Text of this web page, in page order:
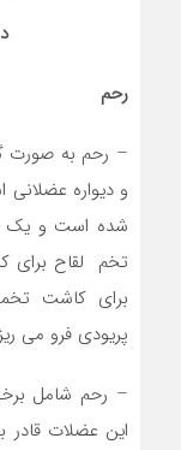
رحم
– رحم به صورت
و دیواره
شده است و یک
تخم لقاح
برای کاشت
پریودی فرو می
– رحم شامل
این عضلات